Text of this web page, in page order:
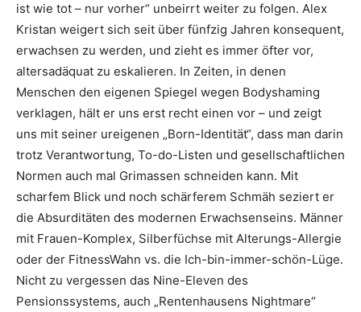
ist wie tot – nur vorher“ unbeirrt weiter zu folgen. Alex
Kristan weigert sich seit über fünfzig Jahren konsequent,
erwachsen zu werden, und zieht es immer öfter vor,
altersadäquat zu eskalieren. In Zeiten, in denen
Menschen den eigenen Spiegel wegen Bodyshaming
verklagen, hält er uns erst recht einen vor – und zeigt
uns mit seiner ureigenen „Born-Identität“, dass man darin
trotz Verantwortung, To-do-Listen und gesellschaftlichen
Normen auch mal Grimassen schneiden kann. Mit
scharfem Blick und noch schärferem Schmäh seziert er
die Absurditäten des modernen Erwachsenseins. Männer
mit Frauen-Komplex, Silberfüchse mit Alterungs-Allergie
oder der FitnessWahn vs. die Ich-bin-immer-schön-Lüge.
Nicht zu vergessen das Nine-Eleven des
Pensionssystems, auch „Rentenhausens Nightmare“